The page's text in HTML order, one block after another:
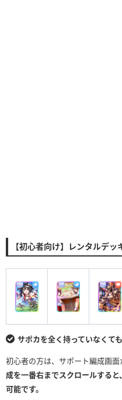
【初心者向け】レンタルデッ
サポカを全く持っていなくて
初心者の方は、サポート編成画面
成を一番右までスクロールする
可能です。